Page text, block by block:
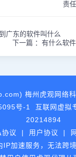
责
广东的软件叫什么
下一篇 ： 有什么软
梅州虎观网络
号-1
互联网虚拟
20214894
协议
| 用户协议 |
IP加速服务，无法跨